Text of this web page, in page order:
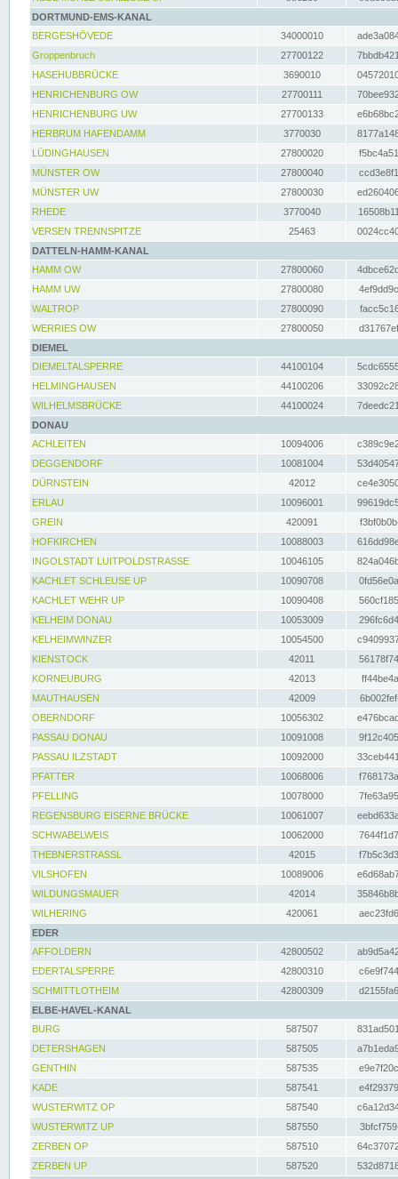
DORTMUND-EMS-KANAL
BERGESHÖVEDE
34000010
Groppenbruch
27700122
HASEHUBBRÜCKE
3690010
HENRICHENBURG OW
27700111
HENRICHENBURG UW
27700133
HERBRUM HAFENDAMM
3770030
LÜDINGHAUSEN
27800020
MÜNSTER OW
27800040
MÜNSTER UW
27800030
RHEDE
3770040
VERSEN TRENNSPITZE
25463
DATTELN-HAMM-KANAL
HAMM OW
27800060
HAMM UW
27800080
WALTROP
27800090
WERRIES OW
27800050
DIEMEL
DIEMELTALSPERRE
44100104
HELMINGHAUSEN
44100206
WILHELMSBRÜCKE
44100024
DONAU
ACHLEITEN
10094006
DEGGENDORF
10081004
DÜRNSTEIN
42012
ERLAU
10096001
GREIN
420091
HOFKIRCHEN
10088003
INGOLSTADT LUITPOLDSTRASSE
10046105
KACHLET SCHLEUSE UP
10090708
KACHLET WEHR UP
10090408
KELHEIM DONAU
10053009
KELHEIMWINZER
10054500
KIENSTOCK
42011
KORNEUBURG
42013
MAUTHAUSEN
42009
OBERNDORF
10056302
PASSAU DONAU
10091008
PASSAU ILZSTADT
10092000
PFATTER
10068006
PFELLING
10078000
REGENSBURG EISERNE BRÜCKE
10061007
SCHWABELWEIS
10062000
THEBNERSTRASSL
42015
VILSHOFEN
10089006
WILDUNGSMAUER
42014
WILHERING
420061
EDER
AFFOLDERN
42800502
EDERTALSPERRE
42800310
SCHMITTLOTHEIM
42800309
ELBE-HAVEL-KANAL
BURG
587507
DETERSHAGEN
587505
GENTHIN
587535
KADE
587541
WUSTERWITZ OP
587540
WUSTERWITZ UP
587550
ZERBEN OP
587510
ZERBEN UP
587520